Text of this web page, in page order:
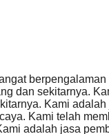
dan sekitarnya.
Kami
Kami telah
adalah jasa